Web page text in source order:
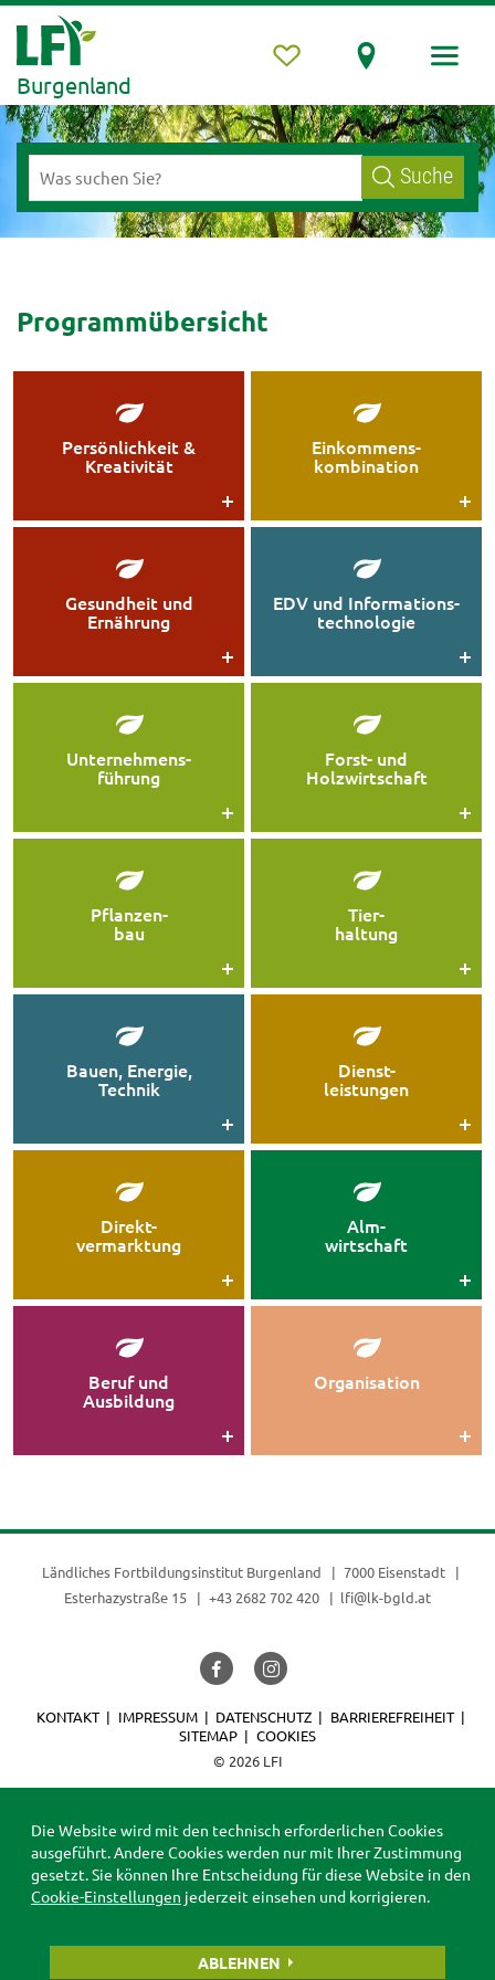
Burgenland
Suche
Programmübersicht
Persönlichkeit &
Kreativität
Einkommens-
kombination
Gesundheit und
Ernährung
EDV und Informations-
technologie
Unternehmens-
führung
Forst- und
Holzwirtschaft
Pflanzen-
bau
Tier-
haltung
Bauen, Energie,
Technik
Dienst-
leistungen
Direkt-
vermarktung
Alm-
wirtschaft
Beruf und
Ausbildung
Organisation
Ländliches Fortbildungsinstitut Burgenland
7000 Eisenstadt
Esterhazystraße 15
+43 2682 702 420 lfi@lk-bgld.at
© 2026 LFI
KONTAKT IMPRESSUM DATENSCHUTZ
BARRIEREFREIHEIT
SITEMAP
COOKIES
Die Website wird mit den technisch erforderlichen Cookies
ausgeführt. Andere Cookies werden nur mit Ihrer Zustimmung
gesetzt. Sie können Ihre Entscheidung für diese Website in den
Cookie-Einstellungen jederzeit einsehen und korrigieren.
ABLEHNEN